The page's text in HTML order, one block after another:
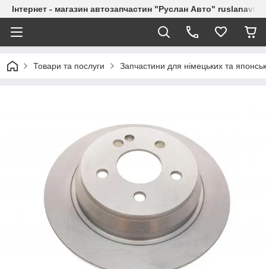
Інтернет - магазин автозапчастин "Руслан Авто"
Товари та послуги Запчастини для німецьких та